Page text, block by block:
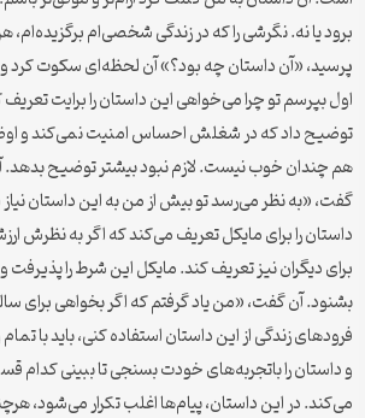
برود یا نه. نگرشی را که در زندگی شخصی‌ام برگزیده‌ام،
پرسید، «آن داستان چه بود؟» آن لحظه‌ای سکوت کرد
اول بپرسم تو چرا می‌خواهی این داستان را برایت تعریف
توضیح داد که در شغلش احساس امنیت نمی‌کند و
هم چندان خوب نیست. لازم نبود بیشتر توضیح بدهد. آن
گفت، «به نظر می‌رسد تو بیش از من به این داستان
داستان را برای مایکل تعریف می‌کند که اگر به نظرش
برای دیگران نیز تعریف کند. مایکل این شرط را پذیرفت و
بشنود. آن گفت، «من یاد گرفتم که اگر بخواهی برای
فرودهای زندگی از این داستان استفاده کنی، باید با
و داستان را باتجربه‌های خودت بسنجی تا ببینی کدام
می‌کند. در این داستان، پیام‌ها اغلب تکرار می‌شود،